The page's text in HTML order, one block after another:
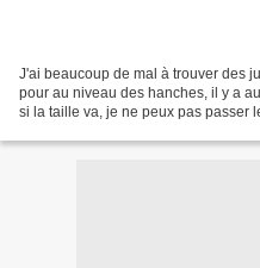
J'ai beaucoup de mal à trouver des
pour au niveau des hanches, il y a
si la taille va, je ne peux pas passer